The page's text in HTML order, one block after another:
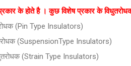
के होते है । कुछ विशेष प्रकार के
(Pin Type Insulators)
(SuspensionType Insulators)
(Strain Type Insulators)